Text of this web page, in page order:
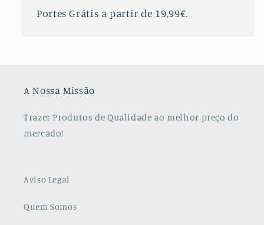
Portes Grátis a partir de 19,99€.
A Nossa Missão
Trazer Produtos de Qualidade ao melhor preço do
mercado!
Aviso Legal
Quem Somos